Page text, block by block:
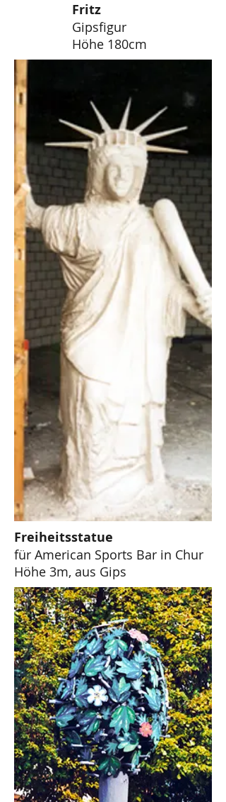
Fritz
Gipsfigur
Höhe 180cm
Freiheitsstatue
für American Sports Bar in Chur
Höhe 3m, aus Gips